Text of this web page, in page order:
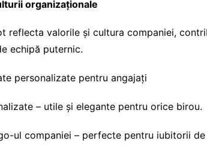
organizaționale
reflecta valorile și cultura companiei,
echipă puternic.
personalizate pentru angajați
– utile și elegante pentru orice birou.
ul companiei – perfecte pentru iubitorii de